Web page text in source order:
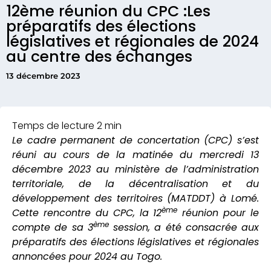
12ème réunion du CPC :Les
préparatifs des élections
législatives et régionales de 2024
au centre des échanges
13 décembre 2023
Le cadre permanent de concertation (CPC) s’est
réuni au cours de la matinée du mercredi 13
décembre 2023 au ministère de l’administration
territoriale, de la décentralisation et du
développement des territoires (MATDDT) à Lomé.
Cette rencontre du CPC, la 12ème réunion pour le
compte de sa 3èmesession, a été consacrée aux
préparatifs des élections législatives et régionales
annoncées pour 2024 au Togo.